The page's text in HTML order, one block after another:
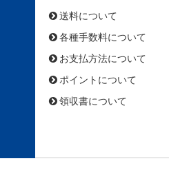
送料について
各種手数料について
お支払方法について
ポイントについて
領収書について